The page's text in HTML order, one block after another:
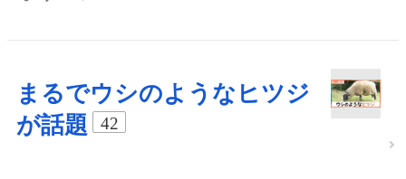
まるでウシのようなヒツジ
が話題
42